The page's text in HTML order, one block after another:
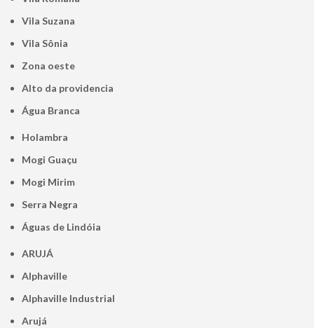
Vila Suzana
Vila Sônia
Zona oeste
alto da providencia
Água Branca
Holambra
Mogi Guaçu
Mogi Mirim
Serra Negra
Águas de Lindóia
ARUJÁ
Alphaville
Alphaville Industrial
Arujá